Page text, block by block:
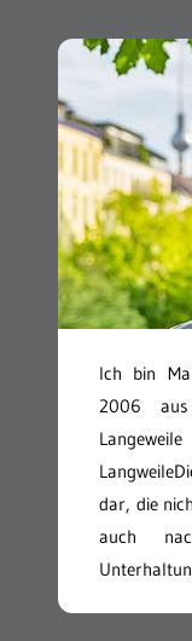
Ich bin
2006
dar, die
auch